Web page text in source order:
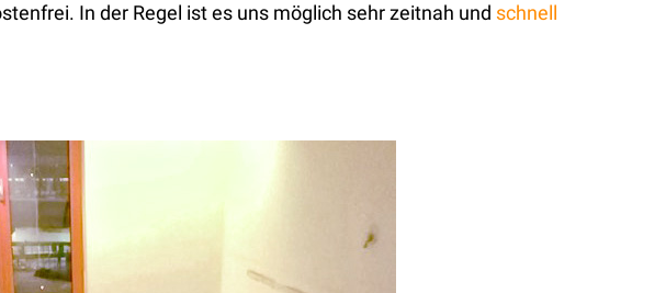
In der Regel ist es uns möglich sehr zeitnah und schnell